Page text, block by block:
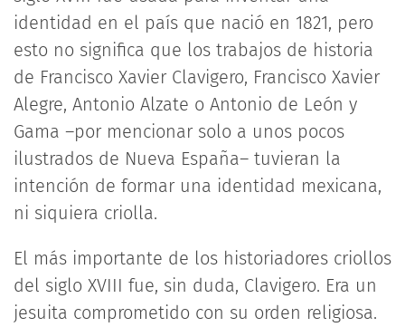
identidad en el país que nació en 1821, pero
esto no significa que los trabajos de historia
de Francisco Xavier Clavigero, Francisco Xavier
Alegre, Antonio Alzate o Antonio de León y
Gama –por mencionar solo a unos pocos
ilustrados de Nueva España– tuvieran la
intención de formar una identidad mexicana,
ni siquiera criolla.
El más importante de los historiadores criollos
del siglo XVIII fue, sin duda, Clavigero. Era un
jesuita comprometido con su orden religiosa.